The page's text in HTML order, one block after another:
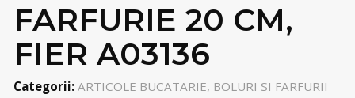
FARFURIE 20 CM,
FIER A03136
Categorii: ARTICOLE BUCATARIE, BOLURI SI FARFURII